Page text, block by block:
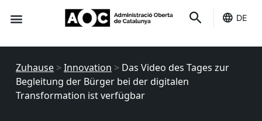
DE
Zuhause >Innovation > Das Video des Tages zur
Begleitung der Bürger bei der digitalen
Transformation ist verfügbar